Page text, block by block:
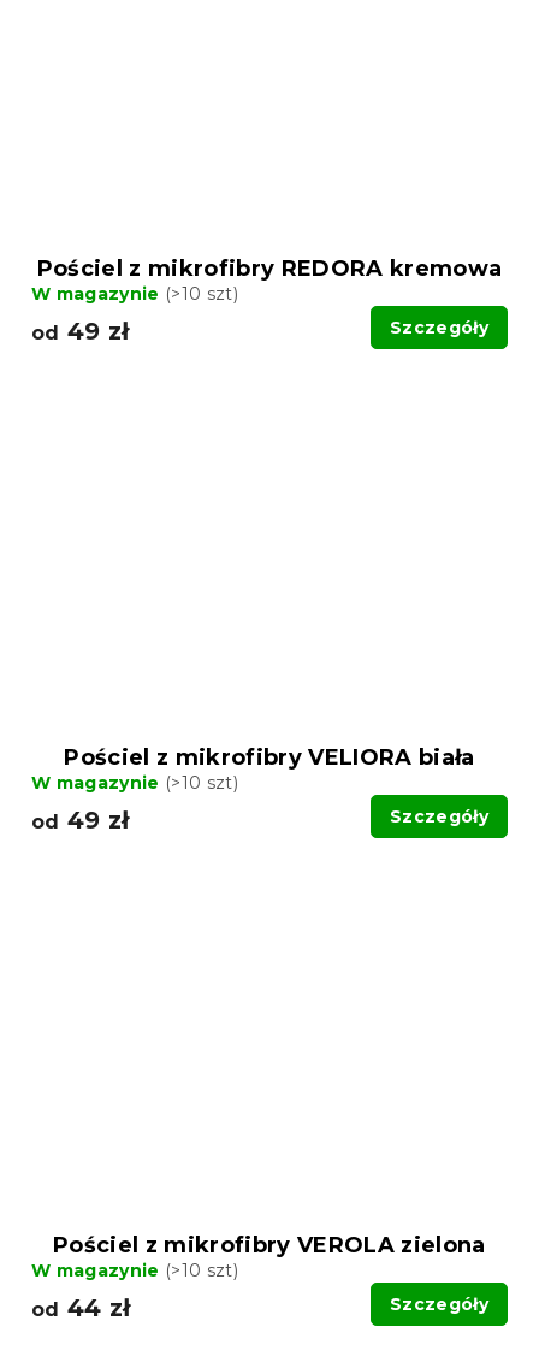
Pościel z mikrofibry REDORA kremowa
W magazynie (>10 szt)
od 49 zł Szczegóły
Pościel z mikrofibry VELIORA biała
W magazynie (>10 szt)
od 49 zł Szczegóły
Pościel z mikrofibry VEROLA zielona
W magazynie (>10 szt)
od 44 zł Szczegóły